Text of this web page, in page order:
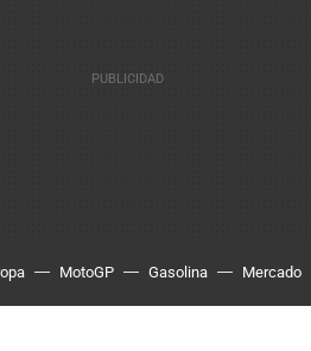
MotoGP Gasolina Mercado